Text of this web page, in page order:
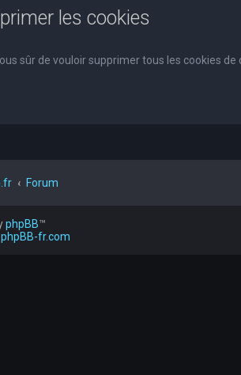
les cookies
sûr de vouloir supprimer tous les cookies de
Forum
phpBB™
phpBB-fr.com